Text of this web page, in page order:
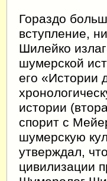
Гораздо
вступление,
Шилейко
шумерской
его «Истории
истории
спорит с
шумерскую
утверждал,
цивилизации